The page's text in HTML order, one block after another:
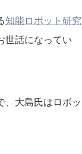
知能ロボット研究
世話になってい
、大島氏はロボッ